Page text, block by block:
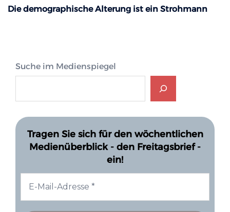
Die demographische Alterung ist ein Strohmann
Suche im Medienspiegel
Tragen Sie sich für den wöchentlichen
Medienüberblick - den Freitagsbrief -
ein!